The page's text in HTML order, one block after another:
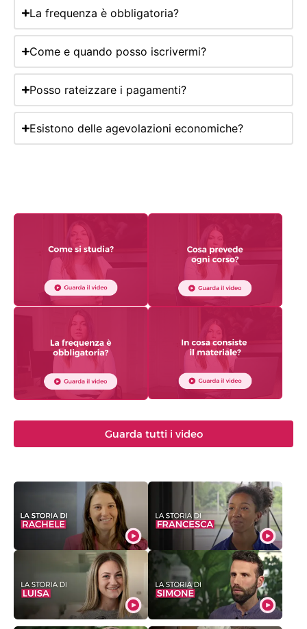
La frequenza è obbligatoria?
Come e quando posso iscrivermi?
Posso rateizzare i pagamenti?
Esistono delle agevolazioni economiche?
Guarda tutti i video